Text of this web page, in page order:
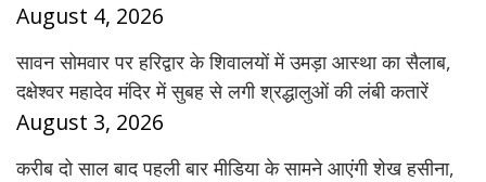
August 4, 2026
सावन सोमवार पर हरिद्वार के शिवालयों में उमड़ा आस्था का सैलाब,
दक्षेश्वर महादेव मंदिर में सुबह से लगी श्रद्धालुओं की लंबी कतारें
August 3, 2026
करीब दो साल बाद पहली बार मीडिया के सामने आएंगी शेख हसीना,